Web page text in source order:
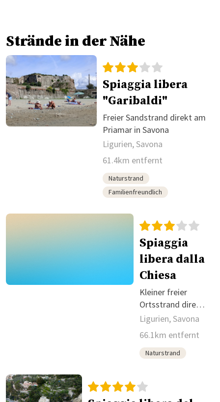
Strände in der Nähe
Spiaggia libera
"Garibaldi"
Freier Sandstrand direkt am
Priamar in Savona
Ligurien, Savona
61.4km entfernt
Naturstrand
Familienfreundlich
Spiaggia
libera dalla
Chiesa
Kleiner freier
Ortsstrand direkt
in Cogoleto.
Ligurien, Savona
66.1km entfernt
Naturstrand